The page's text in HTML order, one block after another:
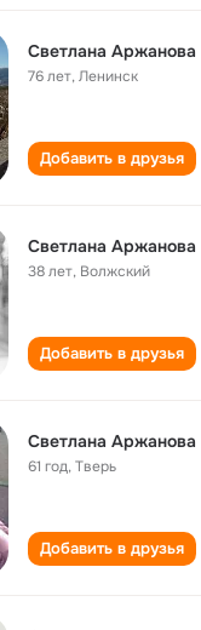
Светлана Аржанова
76 лет,Ленинск
Добавить в друзья
Светлана Аржанова
38 лет, Волжский
Добавить в друзья
Светлана Аржанова
61 год,Тверь
Добавить в друзья